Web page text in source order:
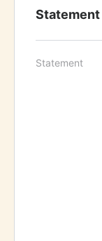
Statement
Statement